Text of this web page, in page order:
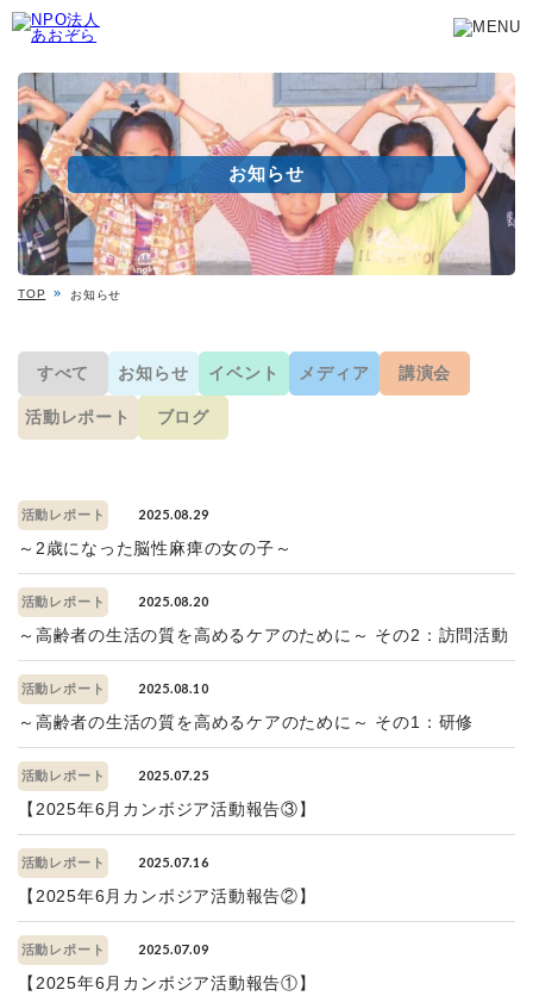
お知らせ
TOP お知らせ
すべて お知らせ イベント メディア 講演会
活動レポート ブログ
活動レポート 2025.08.29
～2歳になった脳性麻痺の女の子～
活動レポート 2025.08.20
～高齢者の生活の質を高めるケアのために～ その2：訪問活動
活動レポート 2025.08.10
～高齢者の生活の質を高めるケアのために～ その1：研修
活動レポート 2025.07.25
【2025年6月カンボジア活動報告③】
活動レポート 2025.07.16
【2025年6月カンボジア活動報告②】
活動レポート 2025.07.09
【2025年6月カンボジア活動報告①】